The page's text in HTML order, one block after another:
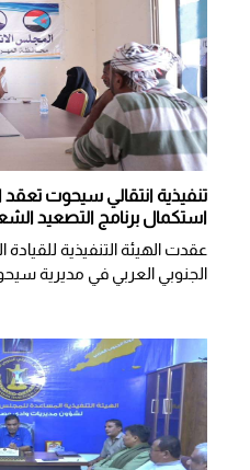
تنفيذية انتقالي سيحوت
استكمال برنامج التصعيد
عقدت الهيئة التنفيذية للقيادة
الجنوبي العربي في مديرية